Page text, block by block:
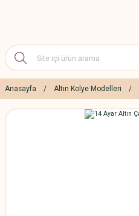
Anasayfa Altın Kolye Modelleri